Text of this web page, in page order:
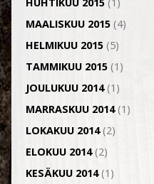
MAALISKUU 2015(4)
HELMIKUU 2015(5)
TAMMIKUU 2015(1)
JOULUKUU 2014(1)
MARRASKUU 2014(1)
LOKAKUU 2014(2)
ELOKUU 2014(2)
KESÄKUU 2014(1)